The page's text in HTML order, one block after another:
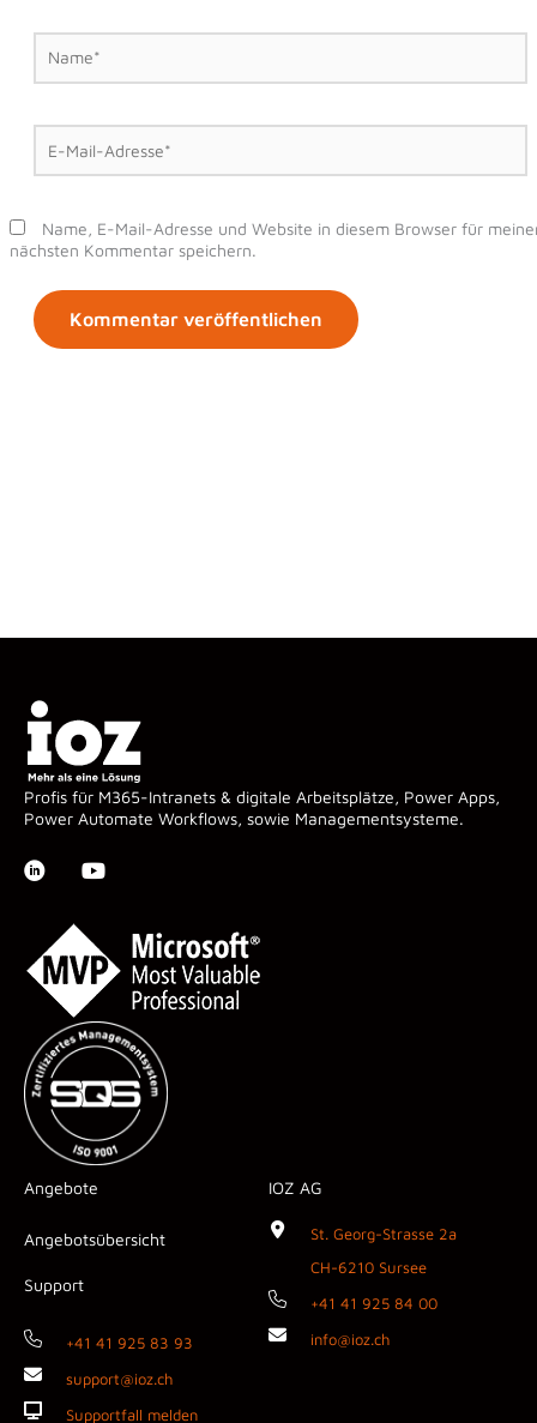
Name*
Mail-
Adresse*
Name, E-Mail-Adresse und Website in diesem Browser für
nächsten Kommentar speichern.
Profis für M365-Intranets & digitale Arbeitsplätze, Power Apps,
Power Automate Workflows, sowie Managementsysteme.
Angebote
Angebotsübersicht
Support
+41 41 925 83 93
support@ioz.ch
Supportfall melden
IOZ AG
St. Georg-Strasse 2a
CH-6210 Sursee
+41 41 925 84 00
info@ioz.ch